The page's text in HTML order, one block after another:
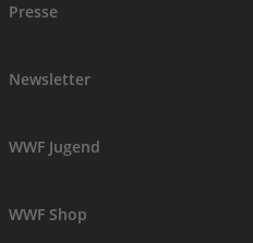
Presse
Newsletter
WWF Jugend
WWF Shop